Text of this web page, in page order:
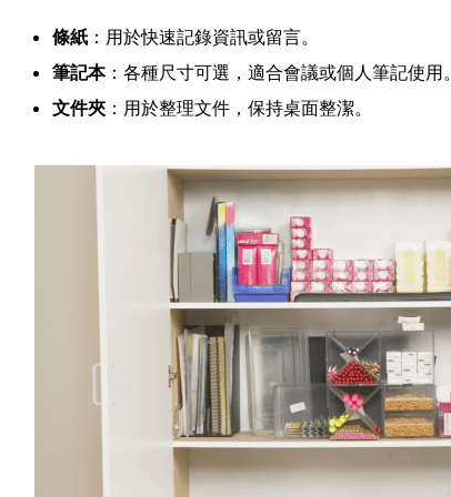
條紙 ：用於快速記錄資訊或留言。
筆記本：各種尺寸可選，適合會議或個人筆記使用。
文件夾 ：用於整理文件，保持桌面整潔。